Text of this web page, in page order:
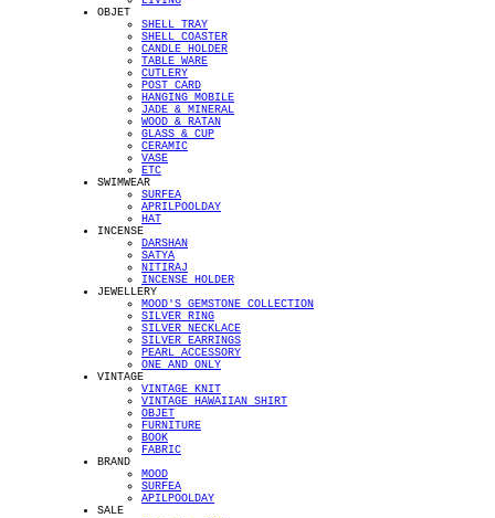
OBJET
SHELL TRAY
SHELL COASTER
CANDLE HOLDER
TABLE WARE
CUTLERY
POST CARD
HANGING MOBILE
JADE & MINERAL
WOOD & RATAN
GLASS & CUP
CERAMIC
VASE
ETC
SWIMWEAR
SURFEA
APRILPOOLDAY
HAT
INCENSE
DARSHAN
SATYA
NITIRAJ
INCENSE HOLDER
JEWELLERY
MOOD'S GEMSTONE COLLECTION
SILVER RING
SILVER NECKLACE
SILVER EARRINGS
PEARL ACCESSORY
ONE AND ONLY
VINTAGE
VINTAGE KNIT
VINTAGE HAWAIIAN SHIRT
OBJET
FURNITURE
BOOK
FABRIC
BRAND
MOOD
SURFEA
APILPOOLDAY
SALE